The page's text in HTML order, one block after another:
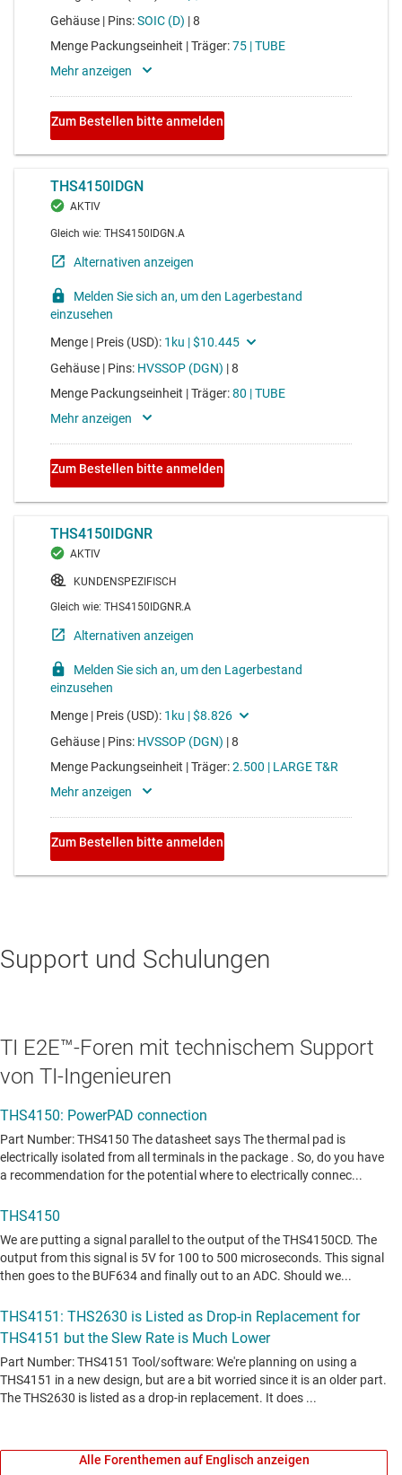
Support und Schulungen
TI E2E™-Foren mit technischem Support
von TI-Ingenieuren
Alle Forenthemen auf Englisch anzeigen